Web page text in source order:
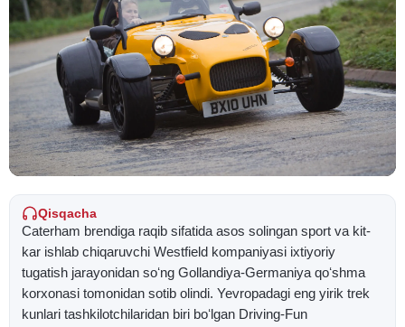
Qisqacha
Caterham brendiga raqib sifatida asos solingan sport va kit-
kar ishlab chiqaruvchi Westfield kompaniyasi ixtiyoriy
tugatish jarayonidan soʻng Gollandiya-Germaniya qoʻshma
korxonasi tomonidan sotib olindi. Yevropadagi eng yirik trek
kunlari tashkilotchilaridan biri boʻlgan Driving-Fun